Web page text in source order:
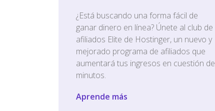
¿Está buscando una forma fácil de
ganar dinero en línea? Únete al club de
afiliados Elite de Hostinger, un nuevo y
mejorado programa de afiliados que
aumentará tus ingresos en cuestión de
minutos.
Aprende más